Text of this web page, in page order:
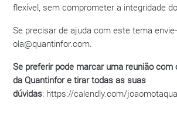
flexível, sem comprometer a integridade
Se precisar de ajuda com este tema
ola@quantinfor.com.
Se preferir pode marcar uma reunião com
da Quantinfor e tirar todas as suas
dúvidas: https://calendly.com/